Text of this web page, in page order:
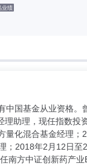
业绩
国基金从业资格
助理，现任指数
化混合基金经理
2018年2月12日
方中证创新药产